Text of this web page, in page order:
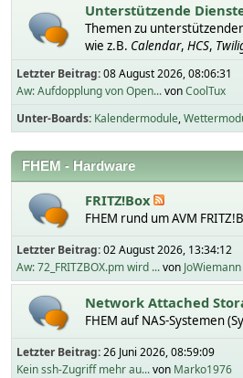
Unterstützende
Themen zu
wie z.B. Calendar, HCS,
Letzter Beitrag:08 August 2026, 08:06:31
Aw: Aufdopplung von Open...vonCoolTux
Unter-Boards Kalendermodule
FHEM - Hardware
FRITZ!Box
FHEM rund um AVM
Letzter Beitrag:02 August 2026, 13:34:12
Aw: 72_FRITZBOX.pm wird ...von JoWiemann
Network Attached
FHEM auf NAS-Systemen
Letzter Beitrag:26 Juni 2026, 08:59:09
Kein ssh-Zugriff mehr au...von Marko1976